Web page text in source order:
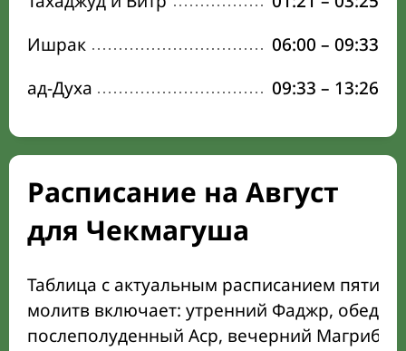
Ишрак
06:00 – 09:33
ад-Духа
09:33 – 13:26
Расписание на Август
для Чекмагуша
Таблица с актуальным расписанием пяти
молитв включает: утренний Фаджр,
послеполуденный Аср, вечерний Магриб